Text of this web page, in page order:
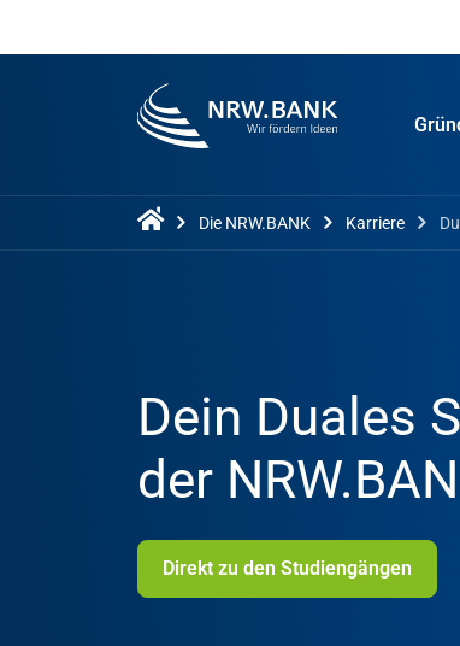
Die NRW.BANK Karriere
Dein Duales
der
Direkt zu den Studiengängen